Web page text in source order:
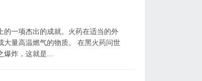
的一项杰出的成就。火药在适当的外
大量高温燃气的物质。 在黑火药问世
炸，这就是...